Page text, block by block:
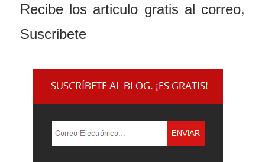
Recibe los articulo gratis al correo,
Suscribete